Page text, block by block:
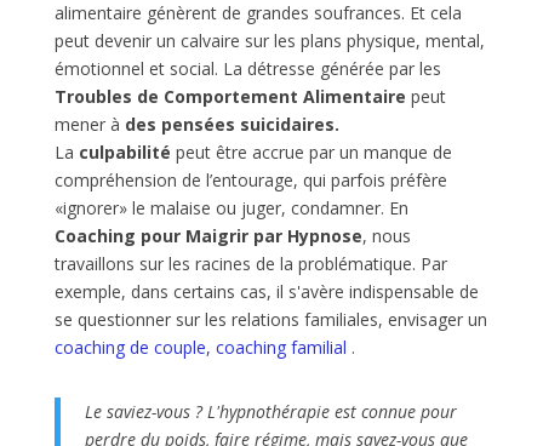
alimentaire génèrent de grandes soufrances. Et cela
peut devenir un calvaire sur les plans physique, mental,
émotionnel et social. La détresse générée par les
Troubles de Comportement Alimentaire peut
mener à des pensées suicidaires.
La culpabilité peut être accrue par un manque de
compréhension de l’entourage, qui parfois préfère
«ignorer» le malaise ou juger, condamner. En
Coaching pour Maigrir par Hypnose, nous
travaillons sur les racines de la problématique. Par
exemple, dans certains cas, il s'avère indispensable de
se questionner sur les relations familiales, envisager un
coaching de couple, coaching familial .
Le saviez-vous ? L'hypnothérapie est connue pour
perdre du poids, faire régime, mais savez-vous que